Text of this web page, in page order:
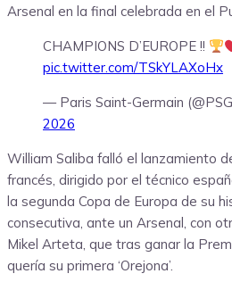
Arsenal en la final celebrada en el
CHAMPIONS D’EUROPE !!
pic.twitter.com/TSkYLAXoHx
— Paris Saint-Germain
2026
William Saliba falló el lanzamiento
francés, dirigido por el técnico
la segunda Copa de Europa de su
consecutiva, ante un Arsenal, con
Mikel Arteta, que tras ganar la
quería su primera ‘Orejona’.